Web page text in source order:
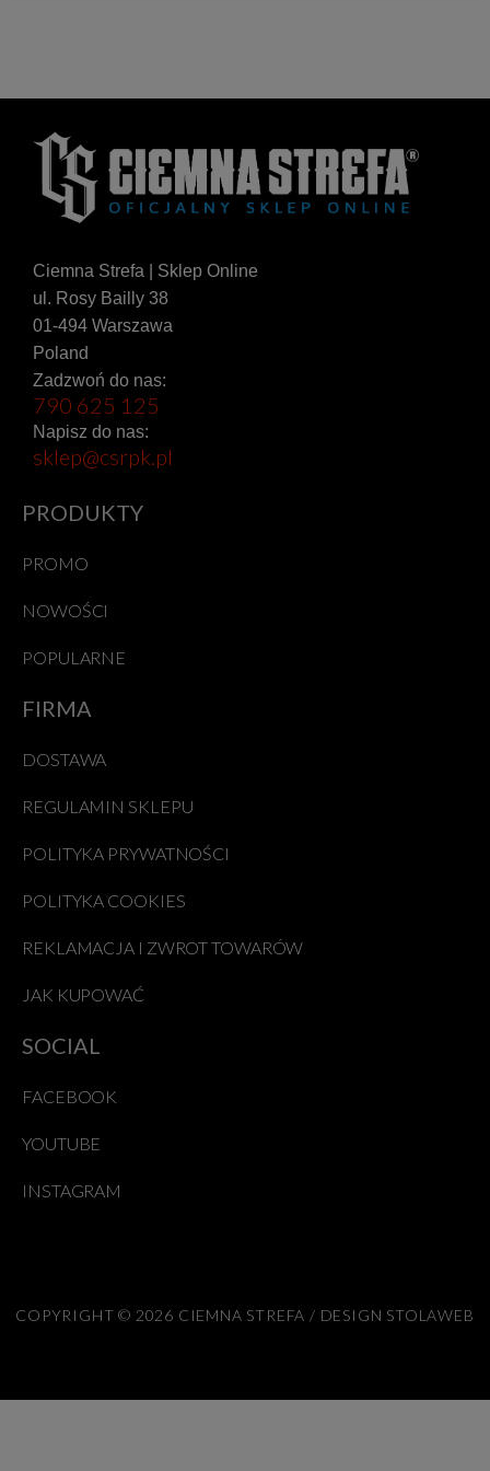
Ciemna Strefa | Sklep Online
ul. Rosy Bailly 38
01-494 Warszawa
Poland
Zadzwoń do nas:
790 625 125
Napisz do nas:
sklep@csrpk.pl
PRODUKTY
PROMO
NOWOŚCI
POPULARNE
FIRMA
DOSTAWA
REGULAMIN SKLEPU
POLITYKA PRYWATNOŚCI
POLITYKA COOKIES
REKLAMACJA I ZWROT TOWARÓW
JAK KUPOWAĆ
SOCIAL
FACEBOOK
YOUTUBE
INSTAGRAM
COPYRIGHT © 2026 CIEMNA STREFA / DESIGN STOLAWEB